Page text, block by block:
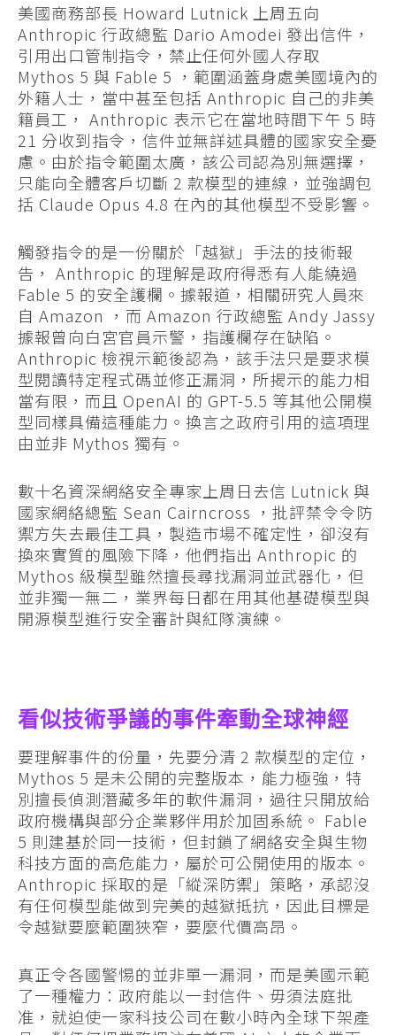
美國商務部長 Howard Lutnick 上周五向
Anthropic 行政總監 Dario Amodei 發出信件，
引用出口管制指令，禁止任何外國人存取
Mythos 5 與 Fable 5 ，範圍涵蓋身處美國境內的
外籍人士，當中甚至包括 Anthropic 自己的非美
籍員工， Anthropic 表示它在當地時間下午 5 時
21 分收到指令，信件並無詳述具體的國家安全憂
慮。由於指令範圍太廣，該公司認為別無選擇，
只能向全體客戶切斷 2 款模型的連線，並強調包
括 Claude Opus 4.8 在內的其他模型不受影響。
觸發指令的是一份關於「越獄」手法的技術報
告， Anthropic 的理解是政府得悉有人能繞過
Fable 5 的安全護欄。據報道，相關研究人員來
自 Amazon ，而 Amazon 行政總監 Andy Jassy
據報曾向白宮官員示警，指護欄存在缺陷。
Anthropic 檢視示範後認為，該手法只是要求模
型閱讀特定程式碼並修正漏洞，所揭示的能力相
當有限，而且 OpenAI 的 GPT-5.5 等其他公開模
型同樣具備這種能力。換言之政府引用的這項理
由並非 Mythos 獨有。
數十名資深網絡安全專家上周日去信 Lutnick 與
國家網絡總監 Sean Cairncross ，批評禁令令防
禦方失去最佳工具，製造市場不確定性，卻沒有
換來實質的風險下降，他們指出 Anthropic 的
Mythos 級模型雖然擅長尋找漏洞並武器化，但
並非獨一無二，業界每日都在用其他基礎模型與
開源模型進行安全審計與紅隊演練。
看似技術爭議的事件牽動全球神經
要理解事件的份量，先要分清 2 款模型的定位，
Mythos 5 是未公開的完整版本，能力極強，特
別擅長偵測潛藏多年的軟件漏洞，過往只開放給
政府機構與部分企業夥伴用於加固系統。 Fable
5 則建基於同一技術，但封鎖了網絡安全與生物
科技方面的高危能力，屬於可公開使用的版本。
Anthropic 採取的是「縱深防禦」策略，承認沒
有任何模型能做到完美的越獄抵抗，因此目標是
令越獄要麼範圍狹窄，要麼代價高昂。
真正令各國警惕的並非單一漏洞，而是美國示範
了一種權力：政府能以一封信件、毋須法庭批
准，就迫使一家科技公司在數小時內全球下架產